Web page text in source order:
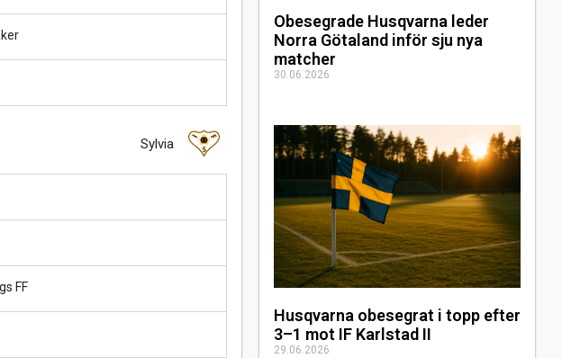
Obesegrade Husqvarna leder
Norra Götaland inför sju nya
matcher
30.06.2026
Husqvarna obesegrat i topp efter
3–1 mot IF Karlstad II
29.06.2026
Sylvia
FF